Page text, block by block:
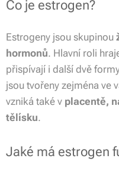
Co je estrogen?
Estrogeny jsou skupinou
hormonů. Hlavní roli
přispívají i další dvě
jsou tvořeny zejména ve
vzniká také v placentě,
tělísku.
Jaké má estrogen